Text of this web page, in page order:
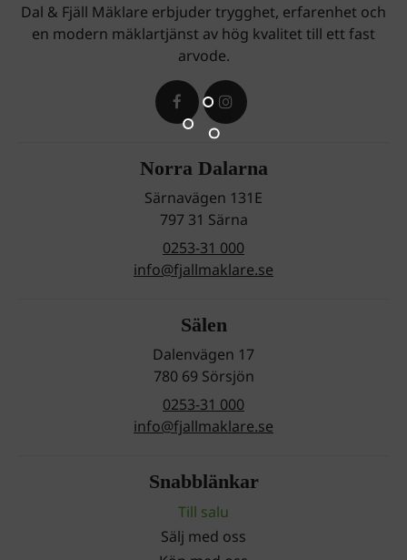
Dal & Fjäll Mäklare erbjuder trygghet, erfarenhet och
en modern mäklartjänst av hög kvalitet till ett fast
arvode.
Norra Dalarna
Särnavägen 131E
797 31 Särna
0253-31 000
info@fjallmaklare.se
Sälen
Dalenvägen 17
780 69 Sörsjön
0253-31 000
info@fjallmaklare.se
Snabblänkar
Till salu
Sälj med oss